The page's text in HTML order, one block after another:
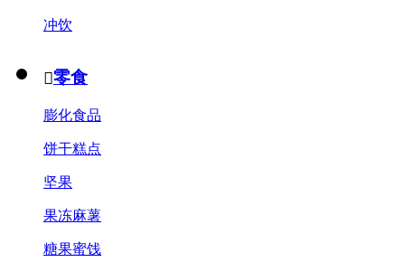
冲饮
零食
膨化食品
饼干糕点
坚果
果冻麻薯
糖果蜜饯